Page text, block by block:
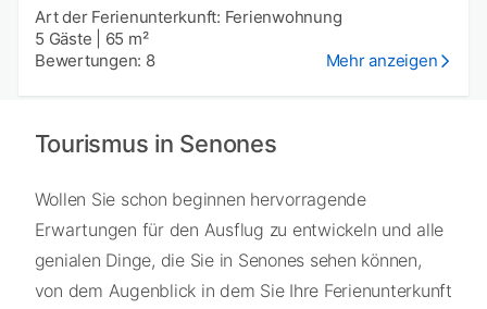
Art der Ferienunterkunft: Ferienwohnung
5 Gäste
65 m²
Bewertungen: 8
Mehr anzeigen
Tourismus in Senones
Wollen Sie schon beginnen hervorragende
Erwartungen für den Ausflug zu entwickeln und alle
genialen Dinge, die Sie in Senones sehen können,
von dem Augenblick in dem Sie Ihre Ferienunterkunft